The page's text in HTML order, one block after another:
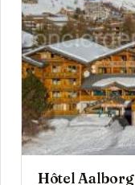
Hôtel Aalborg